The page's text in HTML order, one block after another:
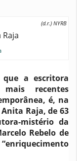
(d.r.) NYRB
a escritora
recentes
é, na
Raja, de 63
mistério da
Rebelo de